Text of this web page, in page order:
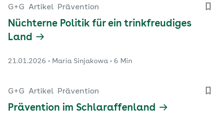
G+G Artikel Prävention
Nüchterne Politik für ein trinkfreudiges
Land
21.01.2026 Maria Sinjakowa 6 Min
G+G Artikel Prävention
Prävention im Schlaraffenland